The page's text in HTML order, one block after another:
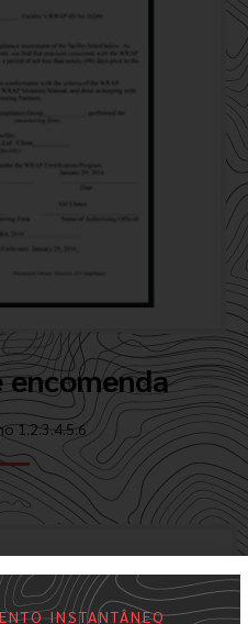
encomenda
1.2.3.4.5.6
INSTANTÂNEO